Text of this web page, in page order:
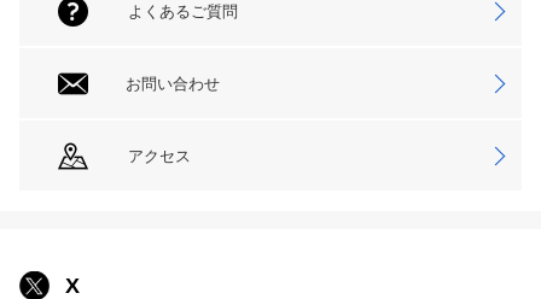
よくあるご質問
お問い合わせ
アクセス
X